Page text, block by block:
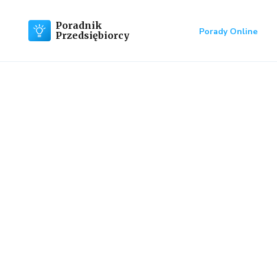
Poradnik
Przedsiębiorcy
Porady Online